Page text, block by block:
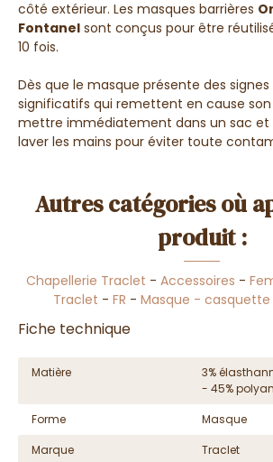
côté extérieur. Les masques barrières
Fontanel sont conçus pour être
10 fois.
Dès que le masque présente des
significatifs qui remettent en cause
mettre immédiatement dans un sac et
laver les mains pour éviter toute
Autres catégories où
produit :
Chapellerie Traclet - Accessoires -
Traclet - FR - Masque -
Fiche technique
Matière
3%
- 45%
Forme
Masque
Marque
Traclet